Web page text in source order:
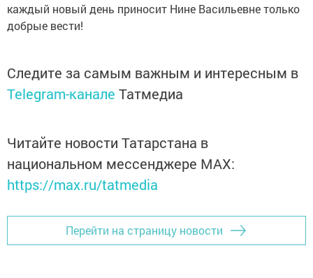
каждый новый день приносит Нине Васильевне только
добрые вести!
Следите за самым важным и интересным в
Telegram-канале Татмедиа
Читайте новости Татарстана в
национальном мессенджере MАХ:
https://max.ru/tatmedia
Перейти на страницу новости